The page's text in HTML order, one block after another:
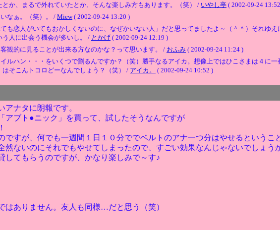
か、まるで外れていたとか、そんな楽しみ方もあります。（笑） / いやし亭 ( 2002-09-24
なぁ。（笑）。 / Miew( 2002-09-24 13:20 )
も恋人がいてもおかしくないのに、なぜかいない人」だと思ってましたよ～（＾＾）それゆ
人に出会う機会が多いし。 / とかげ ( 2002-09-24 12:19 )
観的に見ることが出来る方なのかな？って思います。 / おふみ ( 2002-09-24 11:24 )
ルハン・・・をいくつで割るんですか？（笑）勝手なるアイカ。想像上ではひこさまは４に
そこんトコロどーなんでしょう？（笑） / アイカ。 ( 2002-09-24 10:52 )
アナタに朗報です。
アブト●ニック」を買って、試したそうなんですが
ですが、何でも一週間１日１０分ででベルトのアナ一つ分はやせるというこ
然ないのにそれでもやせてしまったので、すごい効果なんじゃないでしょう
してもらうのですが、かなり楽しみで～す♪
ありません。友人も同様…だと思う（笑）